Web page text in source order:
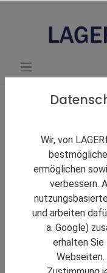
Themen Rund um
Wir, von
ermöglichen
verbessern.
und arbeiten
a. Google)
erhalten Sie